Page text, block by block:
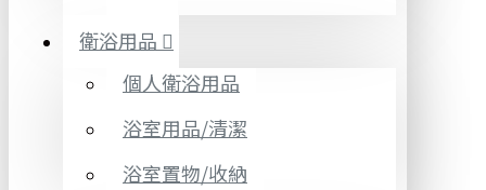
衛浴用品
個人衛浴用品
浴室用品/清潔
浴室置物/收納